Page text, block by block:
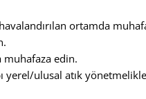
ortamda
muhafaza edin.
yerel/ulusal atık